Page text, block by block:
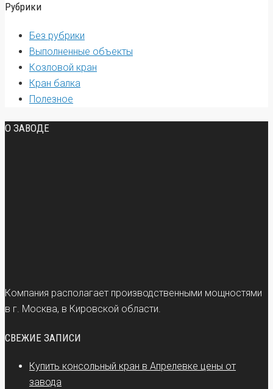
Рубрики
Без рубрики
Выполненные объекты
Козловой кран
Кран балка
Полезное
О ЗАВОДЕ
Компания располагает производственными мощностями
в г. Москва, в Кировской области.
СВЕЖИЕ ЗАПИСИ
Купить консольный кран в Апрелевке цены от
завода